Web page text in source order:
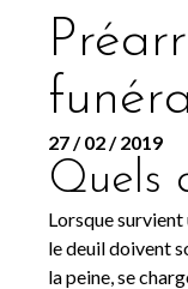
27 / 02 / 2019
Quels
Lorsque survient
le deuil doivent
la peine, se